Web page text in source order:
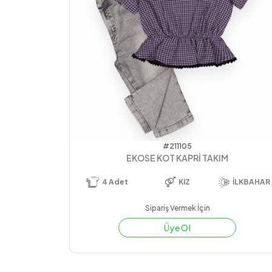
#211105
EKOSE KOT KAPRİ TAKIM
4 Adet KIZ İLKBAHAR
Sipariş Vermek İçin
Üye Ol